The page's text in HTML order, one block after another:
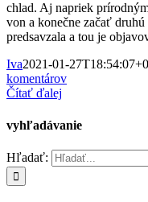
chlad. Aj napriek
von a konečne začať
predsavzala a tou je
Iva2021-01-
komentárov
Čítať ďalej
vyhľadávanie
Hľadať: